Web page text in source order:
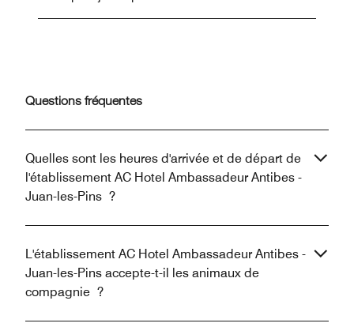
Questions fréquentes
Quelles sont les heures d'arrivée et de départ de
l'établissement AC Hotel Ambassadeur Antibes -
Juan-les-Pins ?
L'établissement AC Hotel Ambassadeur Antibes -
Juan-les-Pins accepte-t-il les animaux de
compagnie ?